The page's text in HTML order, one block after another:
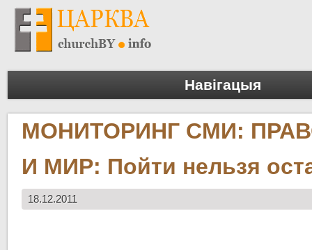
Навігацыя
МОНИТОРИНГ СМИ:
И МИР: Пойти нельзя
18.12.2011